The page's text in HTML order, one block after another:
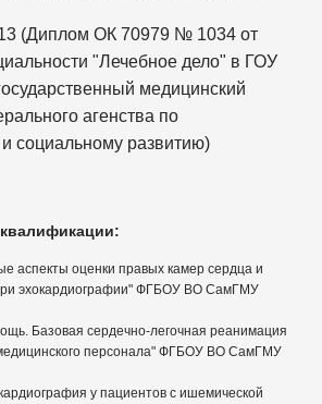
(Диплом ОК 70979 № 1034 от
"Лечебное дело" в ГОУ
медицинский
агенства по
социальному развитию)
аспекты оценки правых камер сердца и
эхокардиографии" ФГБОУ ВО СамГМУ
Базовая сердечно-легочная реанимация
персонала" ФГБОУ ВО СамГМУ
у пациентов с ишемической